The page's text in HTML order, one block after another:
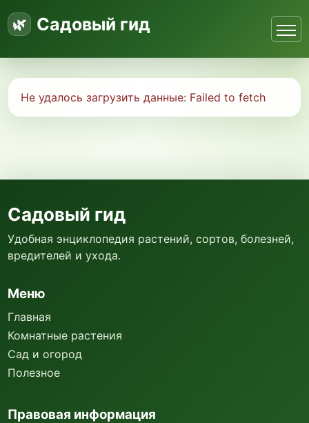
Садовый гид
Не удалось загрузить данные: Failed to fetch
Садовый гид
Удобная энциклопедия растений, сортов, болезней,
вредителей и ухода.
Меню
Главная
Комнатные растения
Сад и огород
Полезное
Правовая информация